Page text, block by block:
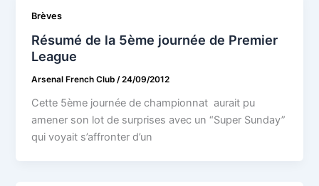
Brèves
Résumé de la 5ème journée de Premier
League
Arsenal French Club/24/09/2012
Cette 5ème journée de championnat aurait pu
amener son lot de surprises avec un “Super Sunday”
qui voyait s’affronter d’un